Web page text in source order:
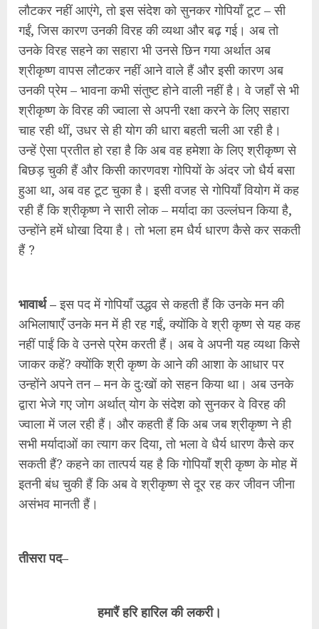
लौटकर नहीं आएंगे, तो इस संदेश को सुनकर गोपियाँ टूट – सी
गईं, जिस कारण उनकी विरह की व्यथा और बढ़ गई। अब तो
उनके विरह सहने का सहारा भी उनसे छिन गया अर्थात अब
श्रीकृष्ण वापस लौटकर नहीं आने वाले हैं और इसी कारण अब
उनकी प्रेम – भावना कभी संतुष्ट होने वाली नहीं है। वे जहाँ से भी
श्रीकृष्ण के विरह की ज्वाला से अपनी रक्षा करने के लिए सहारा
चाह रही थीं, उधर से ही योग की धारा बहती चली आ रही है।
उन्हें ऐसा प्रतीत हो रहा है कि अब वह हमेशा के लिए श्रीकृष्ण से
बिछड़ चुकी हैं और किसी कारणवश गोपियों के अंदर जो धैर्य बसा
हुआ था, अब वह टूट चुका है। इसी वजह से गोपियाँ वियोग में कह
रही हैं कि श्रीकृष्ण ने सारी लोक – मर्यादा का उल्लंघन किया है,
उन्होंने हमें धोखा दिया है। तो भला हम धैर्य धारण कैसे कर सकती
हैं ?
भावार्थ –इस पद में गोपियाँ उद्धव से कहती हैं कि उनके मन की
अभिलाषाएँ उनके मन में ही रह गईं, क्योंकि वे श्री कृष्ण से यह कह
नहीं पाईं कि वे उनसे प्रेम करती हैं। अब वे अपनी यह व्यथा किसे
जाकर कहें? क्योंकि श्री कृष्ण के आने की आशा के आधार पर
उन्होंने अपने तन – मन के दुःखों को सहन किया था। अब उनके
द्वारा भेजे गए जोग अर्थात् योग के संदेश को सुनकर वे विरह की
ज्वाला में जल रही हैं। और कहती हैं कि अब जब श्रीकृष्ण ने ही
सभी मर्यादाओं का त्याग कर दिया, तो भला वे धैर्य धारण कैसे कर
सकती हैं? कहने का तात्पर्य यह है कि गोपियाँ श्री कृष्ण के मोह में
इतनी बंध चुकी हैं कि अब वे श्रीकृष्ण से दूर रह कर जीवन जीना
असंभव मानती हैं।
तीसरा पद–
हमारैं हरि हारिल की लकरी।